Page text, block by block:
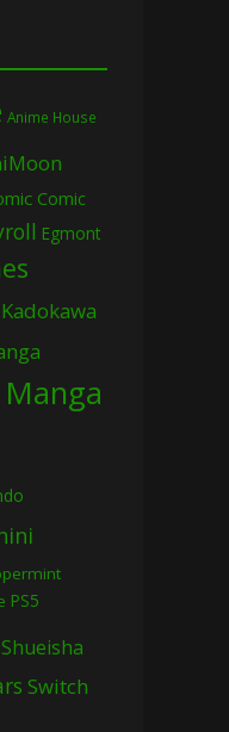
Anime House
Comic
Egmont
Kadokawa
Manga
PS5
Shueisha
Switch